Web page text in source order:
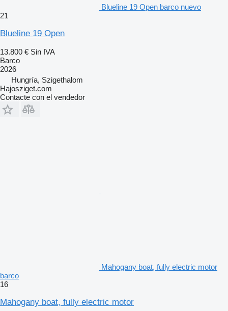
Blueline 19 Open barco nuevo
21
Blueline 19 Open
13.800 € Sin IVA
Barco
2026
Hungría, Szigethalom
Hajosziget.com
Contacte con el vendedor
Mahogany boat, fully electric motor
barco
16
Mahogany boat, fully electric motor